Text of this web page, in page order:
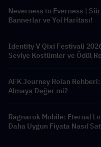
Neverness to Everness |
Bannerlar ve Yol Haritası!
Identity V Qixi Festivali
Seviye Kostümler ve Ödül
AFK Journey Rolan
Almaya Değer mi?
Ragnarok Mobile: Eternal
Daha Uygun Fiyata Nasıl